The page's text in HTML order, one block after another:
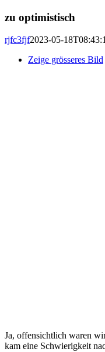
zu optimistisch
rjfc3fjf2023-05-
Zeige grösseres Bild
Ja, offensichtlich waren
kam eine Schwierigkeit